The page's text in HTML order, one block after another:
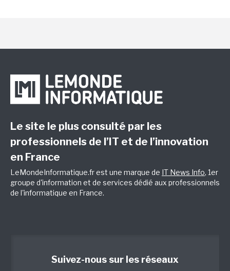
Le site le plus consulté par les
professionnels de l’IT et de l’innovation
en France
LeMondeInformatique.fr est une marque de IT News Info, 1er
groupe d'information et de services dédié aux professionnels
de l'informatique en France.
Suivez-nous sur les réseaux